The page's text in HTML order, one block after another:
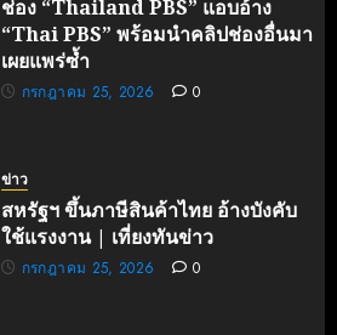
ขับ
เคลื่อน
นวัตกรรม
สู่อนาคต
มิถุนายน
27, 2026
0
ช่อง “Thailand PBS” แอบอ้าง
“Thai PBS” พร้อมนำคลิปช่องอื่นมา
เผยแพร่ซ้ำ
กรกฎาคม 25, 2026 0
ข่าว
สหรัฐฯ ขึ้นภาษีสินค้าไทย อ้างบังคับ
ใช้แรงงาน | เที่ยงทันข่าว
กรกฎาคม 25, 2026 0